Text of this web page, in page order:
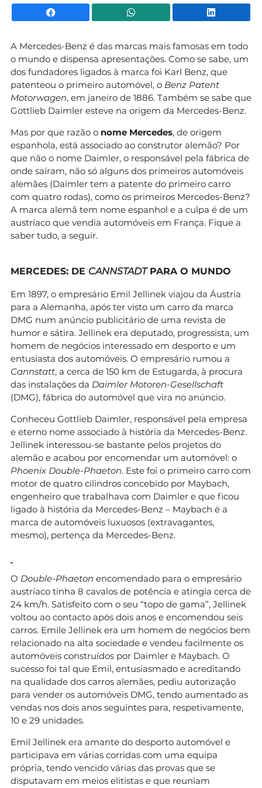
Facebook WhatsApp
A Mercedes-Benz é das marcas mais famosas em todo
o mundo e dispensa apresentações. Como se sabe, um
dos fundadores ligados à marca foi Karl Benz, que
patenteou o primeiro automóvel, o Benz Patent
Motorwagen, em janeiro de 1886. Também se sabe que
Gottlieb Daimler esteve na origem da Mercedes-Benz.
Mas por que razão o nome Mercedes, de origem
espanhola, está associado ao construtor alemão? Por
que não o nome Daimler, o responsável pela fábrica de
onde saíram, não só alguns dos primeiros automóveis
alemães (Daimler tem a patente do primeiro carro
com quatro rodas), como os primeiros Mercedes-Benz?
A marca alemã tem nome espanhol e a culpa é de um
austríaco que vendia automóveis em França. Fique a
saber tudo, a seguir.
MERCEDES: DE CANNSTADTPARA O MUNDO
Em 1897, o empresário Emil Jellinek viajou da Áustria
para a Alemanha, após ter visto um carro da marca
DMG num anúncio publicitário de uma revista de
humor e sátira. Jellinek era deputado, progressista, um
homem de negócios interessado em desporto e um
entusiasta dos automóveis. O empresário rumou a
Cannstatt, a cerca de 150 km de Estugarda, à procura
das instalações da Daimler Motoren-Gesellschaft
(DMG), fábrica do automóvel que vira no anúncio.
Conheceu Gottlieb Daimler, responsável pela empresa
e eterno nome associado à história da Mercedes-Benz.
Jellinek interessou-se bastante pelos projetos do
alemão e acabou por encomendar um automóvel: o
Phoenix Double-Phaeton. Este foi o primeiro carro com
motor de quatro cilindros concebido por Maybach,
engenheiro que trabalhava com Daimler e que ficou
ligado à história da Mercedes-Benz – Maybach é a
marca de automóveis luxuosos (extravagantes,
mesmo), pertença da Mercedes-Benz.
O Double-Phaeton encomendado para o empresário
austríaco tinha 8 cavalos de potência e atingia cerca de
24 km/h. Satisfeito com o seu “topo de gama”, Jellinek
voltou ao contacto após dois anos e encomendou seis
carros. Emile Jellinek era um homem de negócios bem
relacionado na alta sociedade e vendeu facilmente os
automóveis construídos por Daimler e Maybach. O
sucesso foi tal que Emil, entusiasmado e acreditando
na qualidade dos carros alemães, pediu autorização
para vender os automóveis DMG, tendo aumentado as
vendas nos dois anos seguintes para, respetivamente,
10 e 29 unidades.
Emil Jellinek era amante do desporto automóvel e
participava em várias corridas com uma equipa
própria, tendo vencido várias das provas que se
disputavam em meios elitistas e que reuniam